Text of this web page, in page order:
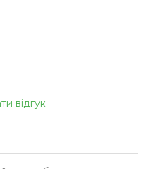
відгук